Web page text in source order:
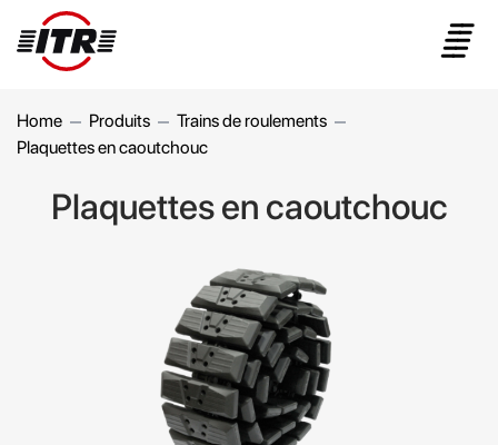
Home Produits
Trains de roulements
Plaquettes en caoutchouc
Plaquettes en caoutchouc